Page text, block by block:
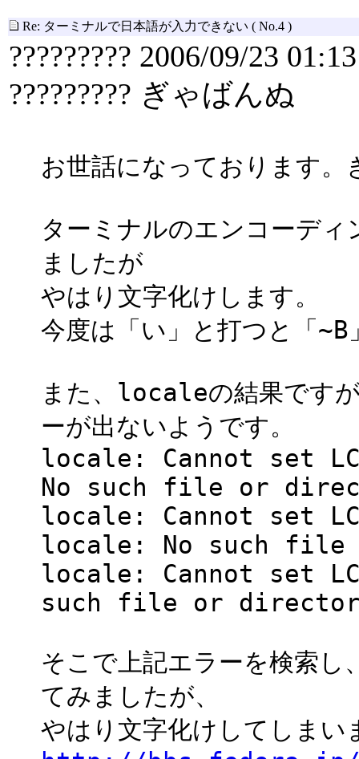
Re: ターミナルで日本語が入力できない ( No.4 )
????????? 2006/09/23 01:13
????????? ぎゃばんぬ
お世話になっております。
ターミナルのエンコーデ
ましたが
やはり文字化けします。
今度は「い」と打つと「
また、localeの結果です
ーが出ないようです。
locale: Cannot set
No such file or
locale: Cannot set
locale: No such
locale: Cannot set
such file or
そこで上記エラーを検索し
てみましたが、
やはり文字化けしてしまい